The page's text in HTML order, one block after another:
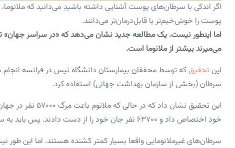
اگر اندکی با سرطان‌های پوست آشنایی داشته باشیدِ می‌دانید که
پوست را خوش‌خیم‌تر یا قابل‌درمان‌تر می‌دانند.
اما اینطور نیست. یک مطالعه جدید نشان می‌دهد که «در سراسر جهان»
می‌میرند بیشتر از ملانوما است.
این تحقیقکه توسط محققان بیمارستان دانشگاه نیس در فرانسه
سرطان (بخشی از سازمان بهداشت جهانی) استفاده کرد.
خود اختصاص داد و ۶۳۷۰۰ نفر جان خود را از دست دادند. پس باید به سرطان‌های غیرملانومایی هم توجه کرد.
سرطان‌های غیرملانومایی واقعا بسیار کمتر کشنده هستند. اما این